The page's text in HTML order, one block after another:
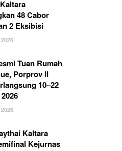
48 Cabor
2 Eksibisi
Tuan Rumah
Porprov II
10–22
Kaltara
Kejurnas